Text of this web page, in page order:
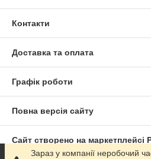
Контакти
Доставка та оплата
Графік роботи
Повна версія сайту
Сайт створено на маркетплейсі
Зараз у компанії неробочий